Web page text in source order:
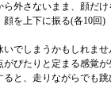
ら外さないまま、顔だ
顔を上下に振る(各10回)
いでしまうかもしれま
ぴたりと定まる感覚が
ると、走りながらでも